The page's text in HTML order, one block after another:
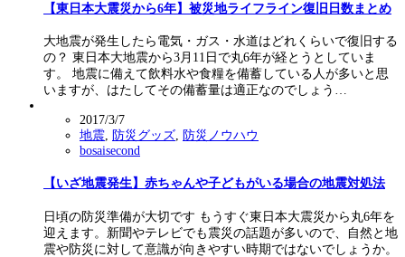
【東日本大震災から6年】被災地ライフライン復旧日数まとめ
大地震が発生したら電気・ガス・水道はどれくらいで復旧する
の？ 東日本大地震から3月11日で丸6年が経とうとしていま
す。 地震に備えて飲料水や食糧を備蓄している人が多いと思
いますが、はたしてその備蓄量は適正なのでしょう…
2017/3/7
地震, 防災グッズ, 防災ノウハウ
bosaisecond
【いざ地震発生】赤ちゃんや子どもがいる場合の地震対処法
日頃の防災準備が大切です もうすぐ東日本大震災から丸6年を
迎えます。新聞やテレビでも震災の話題が多いので、自然と地
震や防災に対して意識が向きやすい時期ではないでしょうか。